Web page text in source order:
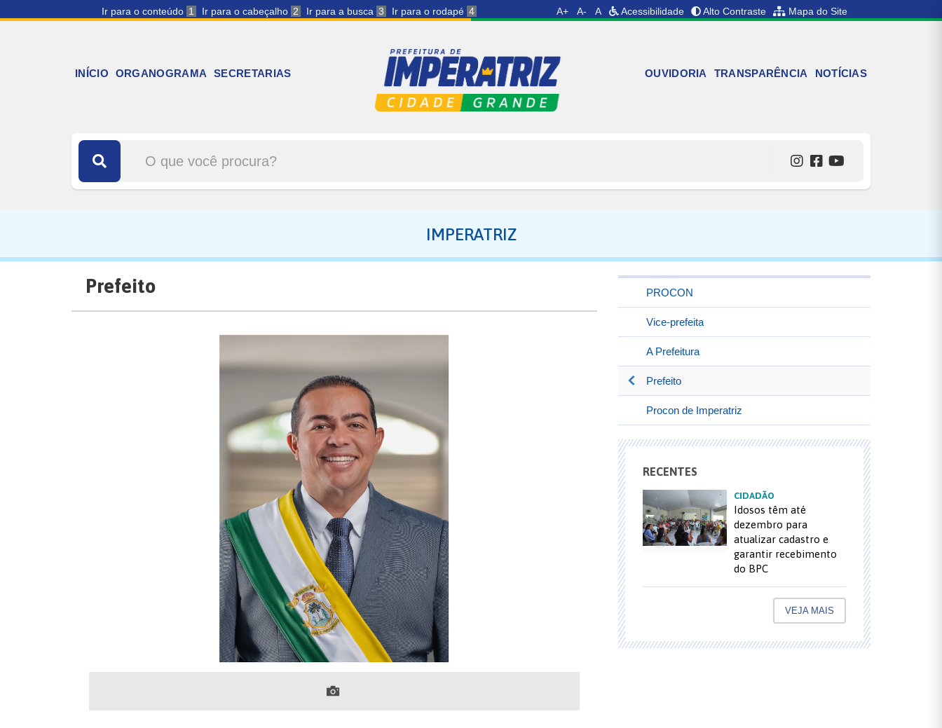
Ir para o conteúdo 1 Ir para o cabeçalho 2 Ir para a busca 3 Ir para o rodapé 4 A+ A- A Acessibilidade Alto Contraste Mapa do Site
INÍCIO ORGANOGRAMA SECRETARIAS OUVIDORIA TRANSPARÊNCIA NOTÍCIAS
IMPERATRIZ
Prefeito PROCON
Vice-prefeita
A Prefeitura
Prefeito
Procon de Imperatriz
RECENTES
CIDADÃO
Idosos têm até
dezembro para
atualizar cadastro e
garantir recebimento
do BPC
VEJA MAIS